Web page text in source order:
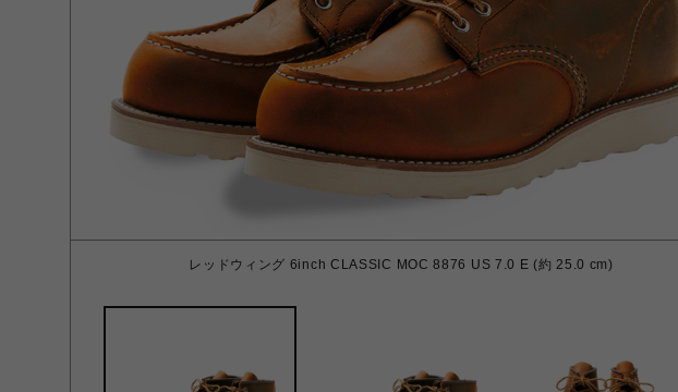
レッドウィング 6inch CLASSIC MOC 8876 US 7.0 E (約 25.0 cm)